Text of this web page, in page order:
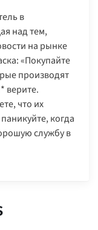
в
над тем,
на рынке
«Покупайте
производят
верите.
что их
когда
службу в